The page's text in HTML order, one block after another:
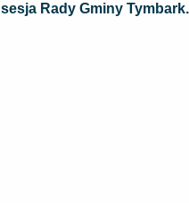
Rady Gminy